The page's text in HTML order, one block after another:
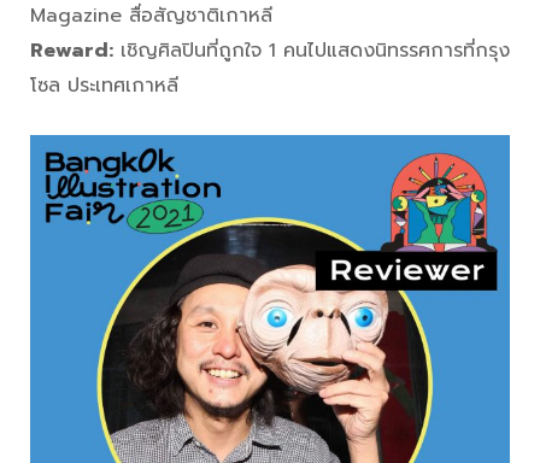
Magazine สื่อสัญชาติเกาหลี
Reward: เชิญศิลปินที่ถูกใจ 1 คนไปแสดงนิทรรศการที่กรุง
โซล ประเทศเกาหลี